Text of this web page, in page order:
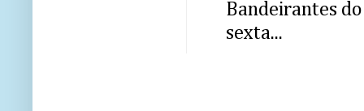
Bandeirantes
sexta...